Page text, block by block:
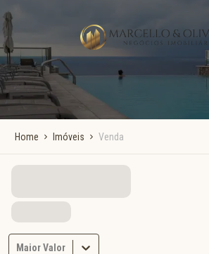
Home Imóveis Venda
Maior Valor